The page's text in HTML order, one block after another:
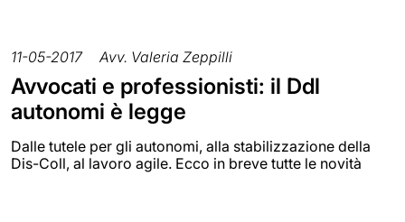
11-05-2017 Avv. Valeria Zeppilli
Avvocati e professionisti: il Ddl
autonomi è legge
Dalle tutele per gli autonomi, alla stabilizzazione della
Dis-Coll, al lavoro agile. Ecco in breve tutte le novità